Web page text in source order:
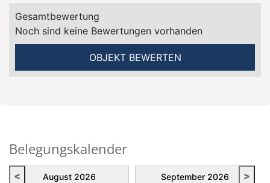
Gesamtbewertung
Noch sind keine Bewertungen vorhanden
OBJEKT BEWERTEN
Belegungskalender
< August 2026
September 2026
>